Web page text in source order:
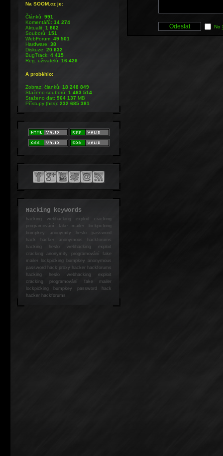
No
Na SOOM.cz je:
Článků:991
Komentářů:14 274
Aktualit:1 862
Souborů:151
WebForum:49 501
Hardware:38
Diskuze:20 632
BugTrack:4 415
Reg. uživatelů:16 426
A proběhlo:
Zobraz. článků:18 248 849
Staženo souborů:1 463 514
Staženo dat:964 137MB
Přístupy (hits):232 685 381
Hacking keywords
hackingwebhacking exploit cracking
programování fake mailer lockpicking
bumpkey anonymity heslo password
hackhacker anonymous hackforums
hackingheslo webhacking exploit
cracking anonymity programování fake
mailer lockpicking bumpkey anonymous
password hack proxy hacker hackforums
hacking heslo webhacking exploit
cracking programování fake mailer
lockpicking bumpkey password hack
hackerhackforums